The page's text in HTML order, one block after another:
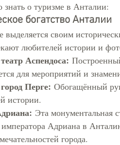
о туризме в Анталии:
богатство Анталии
выделяется своим
любителей истории и
Аспендоса:
для мероприятий и
Перге: Обогащённый
истории.
Эта монументальная
Адриана в
города.